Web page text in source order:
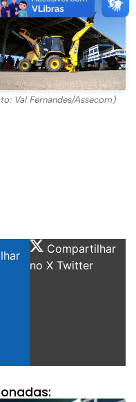
Val Fernandes/Assecom)
Compartilhar
no X Twitter